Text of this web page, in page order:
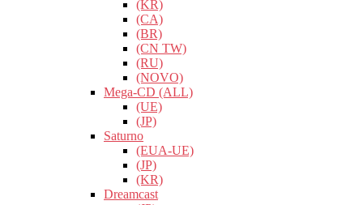
(KR)
(CA)
(BR)
(CN TW)
(RU)
(NOVO)
Mega-CD (ALL)
(UE)
(JP)
Saturno
(EUA-UE)
(JP)
(KR)
Dreamcast